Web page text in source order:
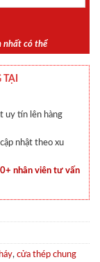
nhất có thể
uy tín lên hàng
nhật theo xu
nhân viên tư vấn
, cửa thép chung